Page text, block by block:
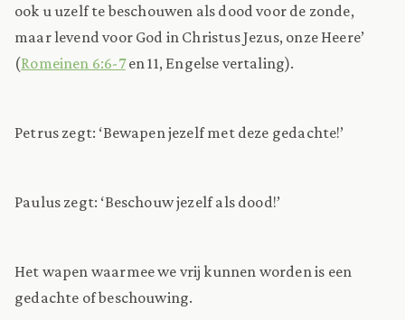
ook u uzelf te beschouwen als dood voor de zonde,
maar levend voor God in Christus Jezus, onze Heere’
(Romeinen 6:6-7en 11, Engelse vertaling).
Petrus zegt: ‘Bewapen jezelf met deze gedachte!’
Paulus zegt: ‘Beschouw jezelf als dood!’
Het wapen waarmee we vrij kunnen worden is een
gedachte of beschouwing.